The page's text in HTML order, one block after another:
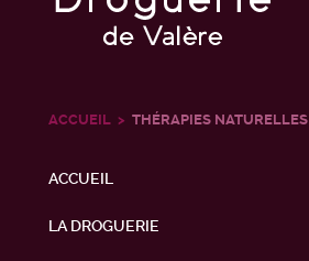
ACCUEIL THÉRAPIES NATURELLES
ACCUEIL
LA DROGUERIE